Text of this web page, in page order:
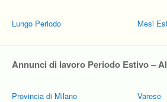
Lungo Periodo Mesi
Annunci di lavoro Periodo Estivo –
Provincia di Milano Varese